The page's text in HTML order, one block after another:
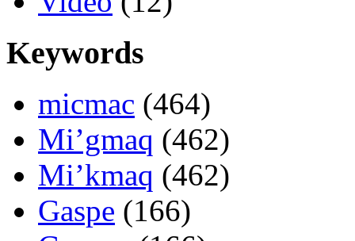
Keywords
micmac (464)
Mi’gmaq (462)
Mi’kmaq (462)
Gaspe (166)